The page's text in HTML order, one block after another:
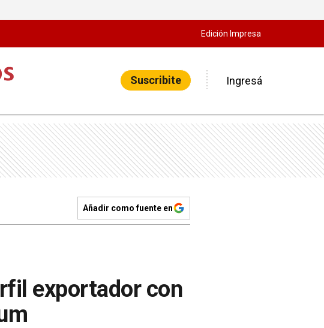
Edición Impresa
Suscribite Ingresá
Añadir como fuente en
exportador con